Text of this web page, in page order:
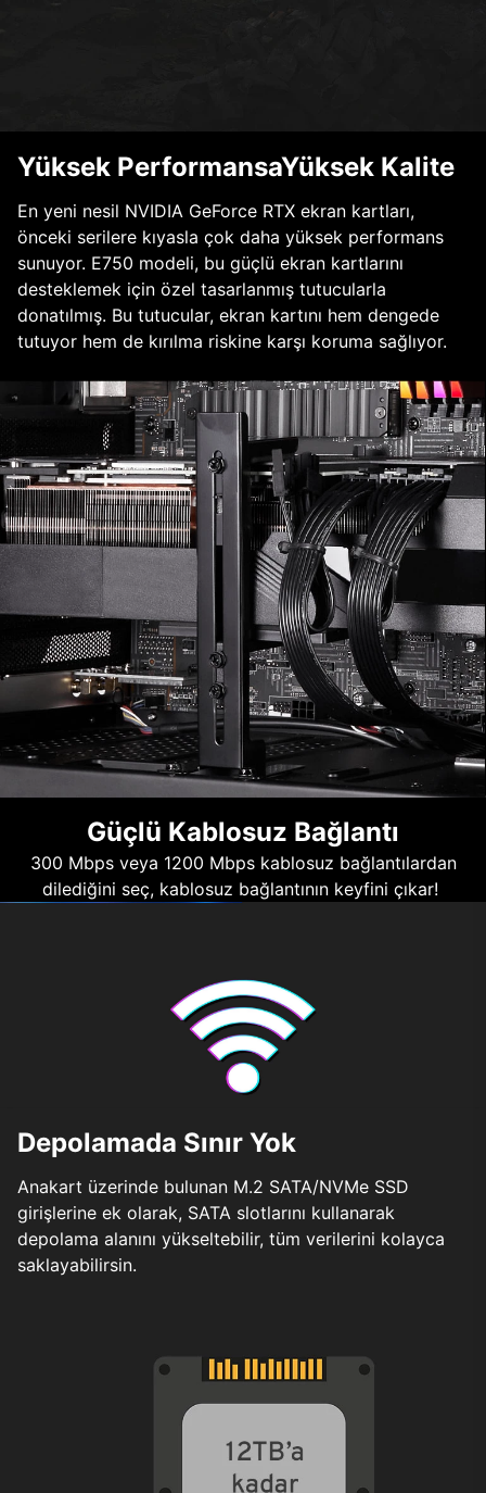
Yüksek PerformansaYüksek Kalite
En yeni nesil NVIDIA GeForce RTX ekran kartları,
önceki serilere kıyasla çok daha yüksek performans
sunuyor. E750 modeli, bu güçlü ekran kartlarını
desteklemek için özel tasarlanmış tutucularla
donatılmış. Bu tutucular, ekran kartını hem dengede
tutuyor hem de kırılma riskine karşı koruma sağlıyor.
Güçlü Kablosuz Bağlantı
300 Mbps veya 1200 Mbps kablosuz bağlantılardan
dilediğini seç, kablosuz bağlantının keyfini çıkar!
Depolamada Sınır Yok
Anakart üzerinde bulunan M.2 SATA/NVMe SSD
girişlerine ek olarak, SATA slotlarını kullanarak
depolama alanını yükseltebilir, tüm verilerini kolayca
saklayabilirsin.